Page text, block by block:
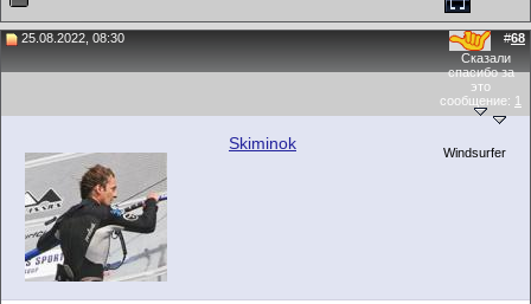
25.08.2022, 08:30 #68
Сказали
спасибо за
это
сообщение: 1
Skiminok Windsurfer